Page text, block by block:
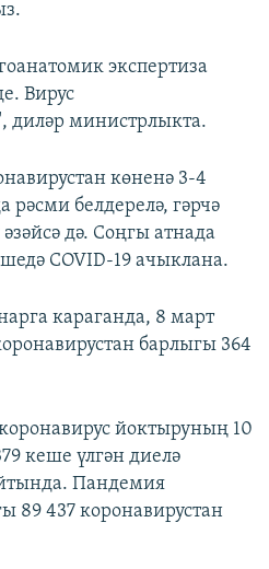
экспертиза
Вирус
диләр министрлыкта.
көненә 3-4
белдерелә, гәрчә
дә. Соңгы атнада
COVID-19 ачыклана.
караганда, 8 март
барлыгы 364
коронавирус йоктыруның 10
кеше үлгән диелә
Пандемия
89 437 коронавирустан